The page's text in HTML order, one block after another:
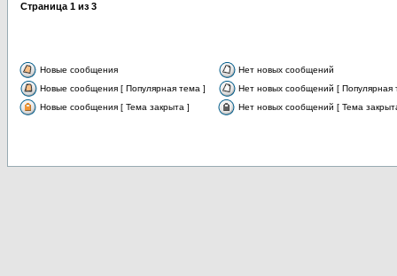
Страница 1 из 3
Новые сообщения
Нет новых сообщений
Новые сообщения [ Популярная тема ]
Нет новых сообщений [ Популярная
Новые сообщения [ Тема закрыта ]
Нет новых сообщений [ Тема